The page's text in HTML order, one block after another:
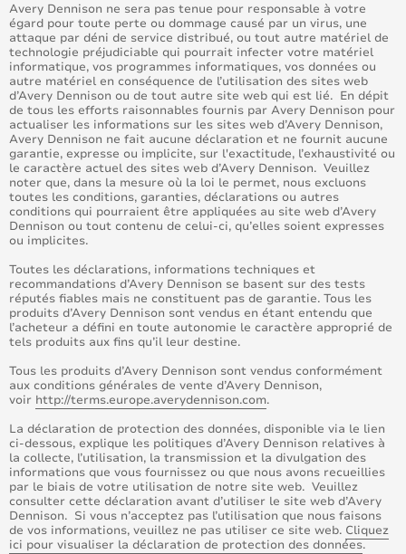
Avery Dennison ne sera pas tenue pour responsable à votre
égard pour toute perte ou dommage causé par un virus, une
attaque par déni de service distribué, ou tout autre matériel de
technologie préjudiciable qui pourrait infecter votre matériel
informatique, vos programmes informatiques, vos données ou
autre matériel en conséquence de l’utilisation des sites web
d’Avery Dennison ou de tout autre site web qui est lié. En dépit
de tous les efforts raisonnables fournis par Avery Dennison pour
actualiser les informations sur les sites web d’Avery Dennison,
Avery Dennison ne fait aucune déclaration et ne fournit aucune
garantie, expresse ou implicite, sur l'exactitude, l’exhaustivité ou
le caractère actuel des sites web d’Avery Dennison. Veuillez
noter que, dans la mesure où la loi le permet, nous excluons
toutes les conditions, garanties, déclarations ou autres
conditions qui pourraient être appliquées au site web d’Avery
Dennison ou tout contenu de celui-ci, qu’elles soient expresses
ou implicites.
Toutes les déclarations, informations techniques et
recommandations d’Avery Dennison se basent sur des tests
réputés fiables mais ne constituent pas de garantie. Tous les
produits d’Avery Dennison sont vendus en étant entendu que
l’acheteur a défini en toute autonomie le caractère approprié de
tels produits aux fins qu’il leur destine.
Tous les produits d’Avery Dennison sont vendus conformément
aux conditions générales de vente d’Avery Dennison,
voir http://terms.europe.averydennison.com.
La déclaration de protection des données, disponible via le lien
ci-dessous, explique les politiques d’Avery Dennison relatives à
la collecte, l’utilisation, la transmission et la divulgation des
informations que vous fournissez ou que nous avons recueillies
par le biais de votre utilisation de notre site web. Veuillez
consulter cette déclaration avant d’utiliser le site web d’Avery
Dennison. Si vous n’acceptez pas l’utilisation que nous faisons
de vos informations, veuillez ne pas utiliser ce site web. Cliquez
ici pour visualiser la déclaration de protection des données.